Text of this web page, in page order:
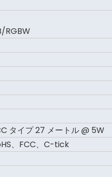
RGBW
タイプ 27 メートル @ 5W
、FCC、C-tick